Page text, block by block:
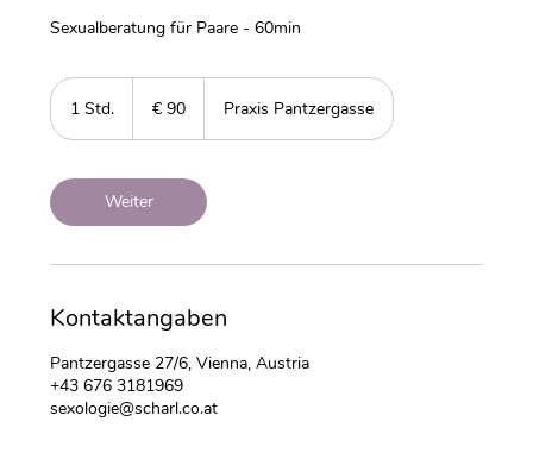
Sexualberatung für Paare - 60min
1 Std.
d
€ 90 Praxis Pantzergasse
Weiter
Kontaktangaben
Pantzergasse 27/6, Vienna, Austria
+43 676 3181969
sexologie@scharl.co.at